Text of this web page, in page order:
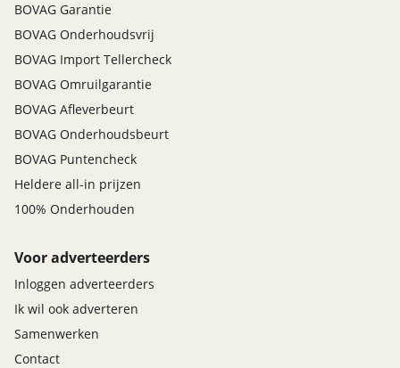
BOVAG Garantie
BOVAG Onderhoudsvrij
BOVAG Import Tellercheck
BOVAG Omruilgarantie
BOVAG Afleverbeurt
BOVAG Onderhoudsbeurt
BOVAG Puntencheck
Heldere all-in prijzen
100% Onderhouden
Voor adverteerders
Inloggen adverteerders
Ik wil ook adverteren
Samenwerken
Contact